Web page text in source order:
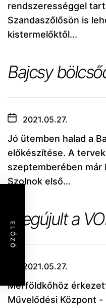
ELŐZŐ
rendszerességgel
Szandaszőlősön is
kistermelőktől...
Bajcsy
2021.05.27.
Jó ütemben halad a
előkészítése. A
szeptemberében
Szolnok első...
Megújult a
2021.05.27.
Mérföldkőhöz
Művelődési Központ